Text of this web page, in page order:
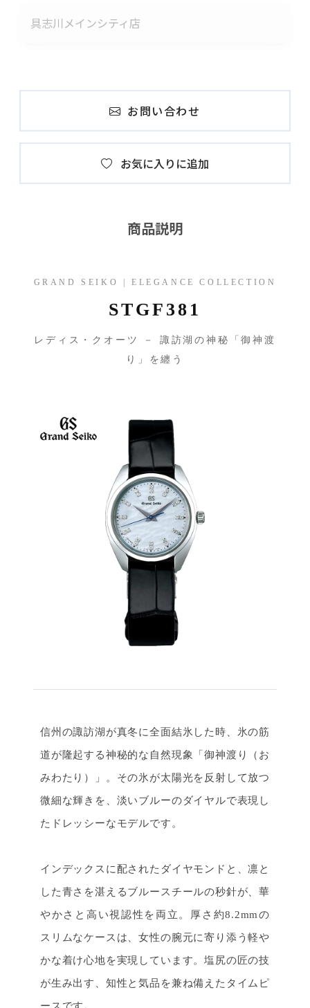
具志川メインシティ店
お問い合わせ
お気に入りに追加
商品説明
GRAND SEIKO | ELEGANCE COLLECTION
STGF381
レディス・クオーツ － 諏訪湖の神秘「御神渡
り」を纏う
信州の諏訪湖が真冬に全面結氷した時、氷の筋
道が隆起する神秘的な自然現象「御神渡り（お
みわたり）」。その氷が太陽光を反射して放つ
微細な輝きを、淡いブルーのダイヤルで表現し
たドレッシーなモデルです。
インデックスに配されたダイヤモンドと、凛と
した青さを湛えるブルースチールの秒針が、華
やかさと高い視認性を両立。厚さ約8.2mmの
スリムなケースは、女性の腕元に寄り添う軽や
かな着け心地を実現しています。塩尻の匠の技
が生み出す、知性と気品を兼ね備えたタイムピ
ースです。